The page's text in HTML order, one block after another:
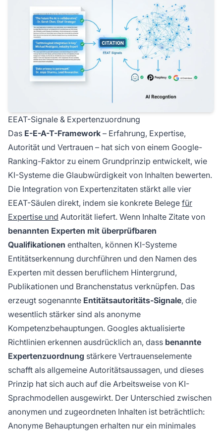
EEAT-Signale & Expertenzuordnung
Das E-E-A-T-Framework – Erfahrung, Expertise,
Autorität und Vertrauen – hat sich von einem Google-
Ranking-Faktor zu einem Grundprinzip entwickelt, wie
KI-Systeme die Glaubwürdigkeit von Inhalten bewerten.
Die Integration von Expertenzitaten stärkt alle vier
EEAT-Säulen direkt, indem sie konkrete Belege für
Expertise und Autorität liefert. Wenn Inhalte Zitate von
benannten Experten mit überprüfbaren
Qualifikationen enthalten, können KI-Systeme
Entitätserkennung durchführen und den Namen des
Experten mit dessen beruflichem Hintergrund,
Publikationen und Branchenstatus verknüpfen. Das
erzeugt sogenannte Entitätsautoritäts-Signale, die
wesentlich stärker sind als anonyme
Kompetenzbehauptungen. Googles aktualisierte
Richtlinien erkennen ausdrücklich an, dass benannte
Expertenzuordnung stärkere Vertrauenselemente
schafft als allgemeine Autoritätsaussagen, und dieses
Prinzip hat sich auch auf die Arbeitsweise von KI-
Sprachmodellen ausgewirkt. Der Unterschied zwischen
anonymen und zugeordneten Inhalten ist beträchtlich:
Anonyme Behauptungen erhalten nur ein minimales